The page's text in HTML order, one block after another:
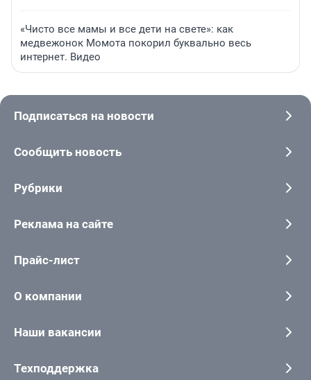
«Чисто все мамы и все дети на свете»: как
медвежонок Момота покорил буквально весь
интернет. Видео
Подписаться на новости
Сообщить новость
Рубрики
Реклама на сайте
Прайс-лист
О компании
Наши вакансии
Техподдержка